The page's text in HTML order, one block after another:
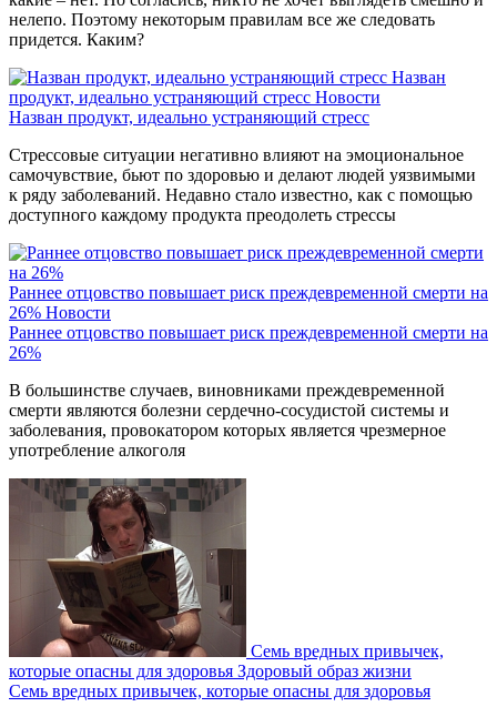
нелепо. Поэтому некоторым правилам все же следовать
придется. Каким?
Назван
продукт, идеально устраняющий стресс Новости
Назван продукт, идеально устраняющий стресс
Стрессовые ситуации негативно влияют на эмоциональное
самочувствие, бьют по здоровью и делают людей уязвимыми
к ряду заболеваний. Недавно стало известно, как с помощью
доступного каждому продукта преодолеть стрессы
Раннее отцовство повышает риск преждевременной смерти на
26% Новости
Раннее отцовство повышает риск преждевременной смерти на
26%
В большинстве случаев, виновниками преждевременной
смерти являются болезни сердечно-сосудистой системы и
заболевания, провокатором которых является чрезмерное
употребление алкоголя
Семь вредных привычек,
которые опасны для здоровья Здоровый образ жизни
Семь вредных привычек, которые опасны для здоровья